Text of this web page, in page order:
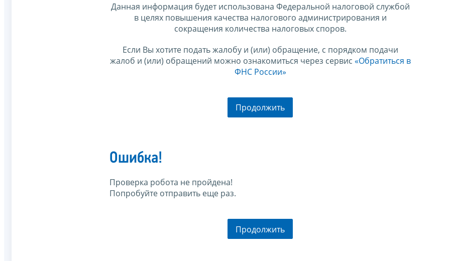
Данная информация будет использована Федеральной налоговой службой
в целях повышения качества налогового администрирования и
сокращения количества налоговых споров.
Если Вы хотите подать жалобу и (или) обращение, с порядком подачи
жалоб и (или) обращений можно ознакомиться через сервис «Обратиться в
ФНС России»
Продолжить
Ошибка!
Проверка робота не пройдена!
Попробуйте отправить еще раз.
Продолжить